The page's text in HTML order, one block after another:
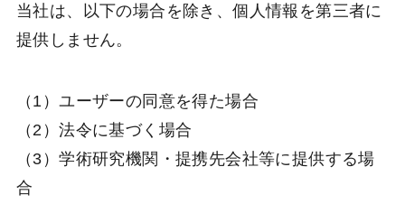
当社は、以下の場合を除き、個人情報を第三者に
提供しません。
（1）ユーザーの同意を得た場合
（2）法令に基づく場合
（3）学術研究機関・提携先会社等に提供する場
合